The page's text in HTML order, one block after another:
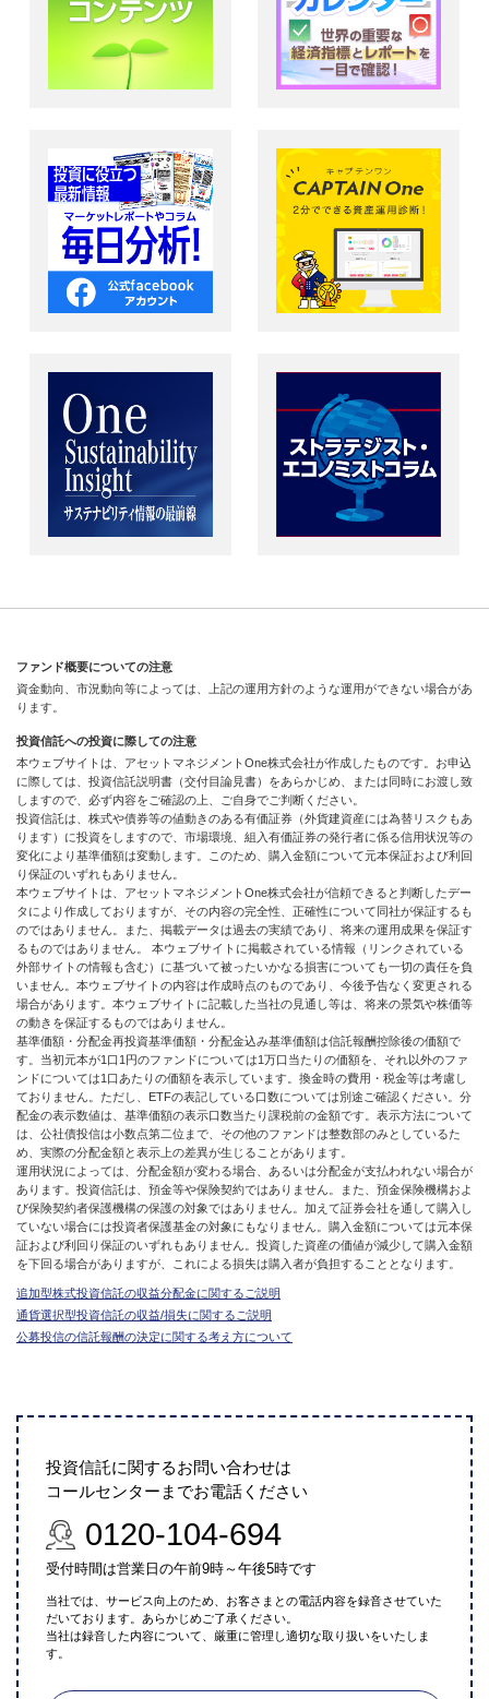
ファンド概要についての注意
資金動向、市況動向等によっては、上記の運用方針のような運用ができない場合があ
ります。
投資信託への投資に際しての注意
本ウェブサイトは、アセットマネジメントOne株式会社が作成したものです。お申込
に際しては、投資信託説明書（交付目論見書）をあらかじめ、または同時にお渡し致
しますので、必ず内容をご確認の上、ご自身でご判断ください。
投資信託は、株式や債券等の値動きのある有価証券（外貨建資産には為替リスクもあ
ります）に投資をしますので、市場環境、組入有価証券の発行者に係る信用状況等の
変化により基準価額は変動します。このため、購入金額について元本保証および利回
り保証のいずれもありません。
本ウェブサイトは、アセットマネジメントOne株式会社が信頼できると判断したデー
タにより作成しておりますが、その内容の完全性、正確性について同社が保証するも
のではありません。また、掲載データは過去の実績であり、将来の運用成果を保証す
るものではありません。 本ウェブサイトに掲載されている情報（リンクされている
外部サイトの情報も含む）に基づいて被ったいかなる損害についても一切の責任を負
いません。本ウェブサイトの内容は作成時点のものであり、今後予告なく変更される
場合があります。本ウェブサイトに記載した当社の見通し等は、将来の景気や株価等
の動きを保証するものではありません。
基準価額・分配金再投資基準価額・分配金込み基準価額は信託報酬控除後の価額で
す。当初元本が1口1円のファンドについては1万口当たりの価額を、それ以外のファ
ンドについては1口あたりの価額を表示しています。換金時の費用・税金等は考慮し
ておりません。ただし、ETFの表記している口数については別途ご確認ください。分
配金の表示数値は、基準価額の表示口数当たり課税前の金額です。表示方法について
は、公社債投信は小数点第二位まで、その他のファンドは整数部のみとしているた
め、実際の分配金額と表示上の差異が生じることがあります。
運用状況によっては、分配金額が変わる場合、あるいは分配金が支払われない場合が
あります。投資信託は、預金等や保険契約ではありません。また、預金保険機構およ
び保険契約者保護機構の保護の対象ではありません。加えて証券会社を通して購入し
ていない場合には投資者保護基金の対象にもなりません。購入金額については元本保
証および利回り保証のいずれもありません。投資した資産の価値が減少して購入金額
を下回る場合がありますが、これによる損失は購入者が負担することとなります。
追加型株式投資信託の収益分配金に関するご説明
通貨選択型投資信託の収益/損失に関するご説明
公募投信の信託報酬の決定に関する考え方について
投資信託に関するお問い合わせは
コールセンターまでお電話ください
0120-104-694
受付時間は営業日の午前9時～午後5時です
当社では、サービス向上のため、お客さまとの電話内容を録音させていた
だいております。あらかじめご了承ください。
当社は録音した内容について、厳重に管理し適切な取り扱いをいたしま
す。